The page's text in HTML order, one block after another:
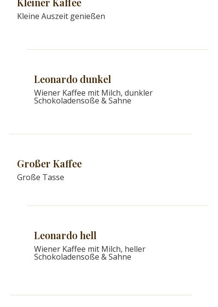
Kleine Auszeit genießen
Leonardo dunkel
Wiener Kaffee mit Milch, dunkler
Schokoladensoße & Sahne
Großer Kaffee
Große Tasse
Leonardo hell
Wiener Kaffee mit Milch, heller
Schokoladensoße & Sahne